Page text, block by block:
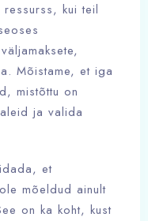
kui teil
Mõistame, et iga
mistõttu on
ja valida
et
mõeldud ainult
on ka koht, kust